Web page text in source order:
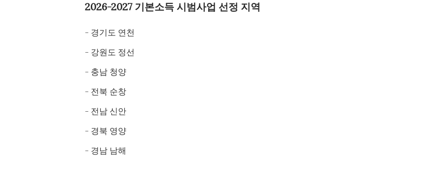
2026-2027 기본소득 시범사업 선정 지역
- 경기도 연천
- 강원도 정선
- 충남 청양
- 전북 순창
- 전남 신안
- 경북 영양
- 경남 남해